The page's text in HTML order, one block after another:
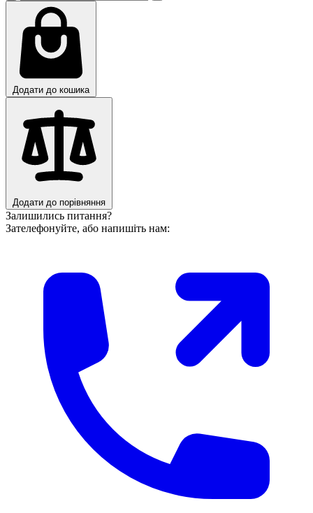
Додати до кошика
Додати до порівняння
Залишились питання?
Зателефонуйте, або напишіть нам: